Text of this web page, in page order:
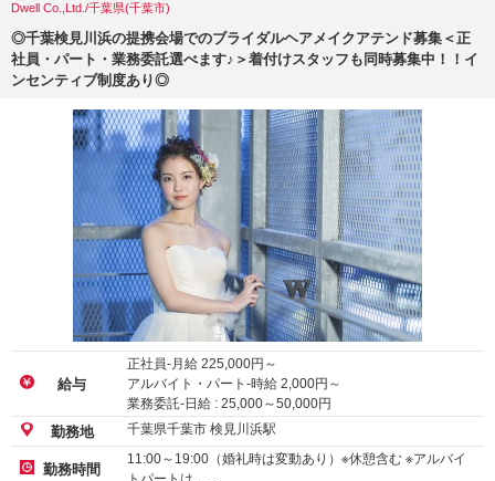
Dwell Co.,Ltd./千葉県(千葉市)
◎千葉検見川浜の提携会場でのブライダルヘアメイクアテンド募集＜正
社員・パート・業務委託選べます♪＞着付けスタッフも同時募集中！！イ
ンセンティブ制度あり◎
給与
正社員-月給 225,000円～
アルバイト・パート-時給 2,000円～
業務委託-日給 : 25,000～50,000円
勤務地 千葉県千葉市 検見川浜駅
勤務時間
11:00～19:00（婚礼時は変動あり）※休憩含む ※アルバイ